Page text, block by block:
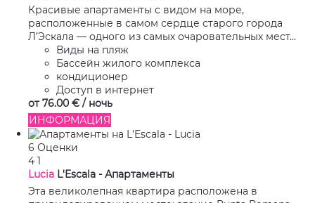
Красивые апартаменты с видом на море,
расположенные в самом сердце старого города
Л’Эскала — одного из самых очаровательных мест...
Виды на пляж
Бассейн жилого комплекса
кондиционер
Доступ в интернет
от 76.00 € / ночь
ИНФОРМАЦИЯ
6 Оценки
4 1
Lucia L'Escala - Апартаменты
Эта великолепная квартира расположена в